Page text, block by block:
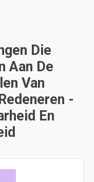
Die
Aan De
Van
-
En